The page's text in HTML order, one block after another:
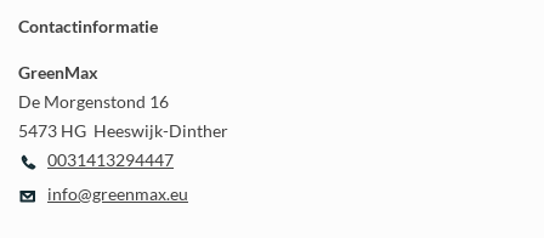
Contactinformatie
GreenMax
De Morgenstond 16
5473 HG Heeswijk-Dinther
0031413294447
info@greenmax.eu